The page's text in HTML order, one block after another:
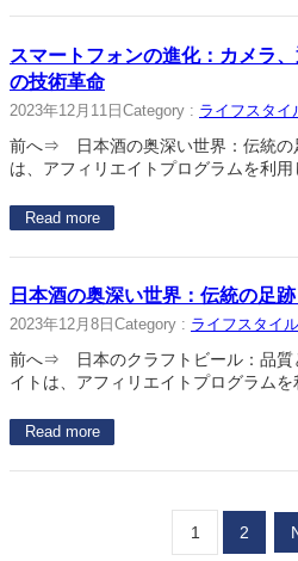
スマートフォンの進化：カメラ
の技術革命
2023年12月11日 Category : ライフスタイ
前へ⇒ 日本酒の奥深い世界：伝統の
は、アフィリエイトプログラムを利用
Read more
日本酒の奥深い世界：伝統の足
2023年12月8日 Category : ライフスタイル
前へ⇒ 日本のクラフトビール：品質
イトは、アフィリエイトプログラムを
Read more
1 2